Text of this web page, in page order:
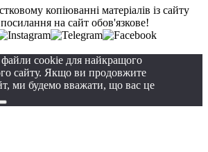
копіюванні матеріалів із сайту
на сайт обов'язкове!
cookie для найкращого
сайту. Якщо ви продовжите
ми будемо вважати, що вас це